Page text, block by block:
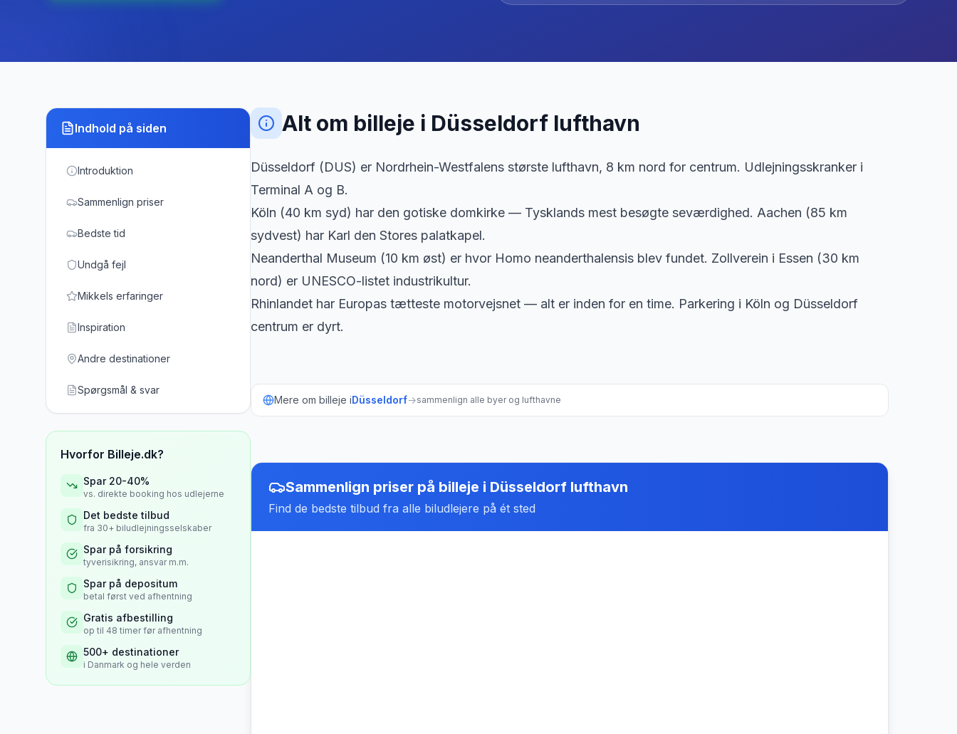
Indhold på siden
Introduktion
Sammenlign priser
Bedste tid
Undgå fejl
Mikkels erfaringer
Inspiration
Andre destinationer
Spørgsmål & svar
Hvorfor Billeje.dk?
Spar 20-40%
vs. direkte booking hos udlejerne
Det bedste tilbud
fra 30+ biludlejningsselskaber
Spar på forsikring
tyverisikring, ansvar m.m.
Spar på depositum
betal først ved afhentning
Gratis afbestilling
op til 48 timer før afhentning
500+ destinationer
i Danmark og hele verden
Alt om billeje i Düsseldorf lufthavn
Düsseldorf (DUS) er Nordrhein-Westfalens største lufthavn, 8 km nord for centrum. Udlejningsskranker i
Terminal A og B.
Köln (40 km syd) har den gotiske domkirke — Tysklands mest besøgte seværdighed. Aachen (85 km
sydvest) har Karl den Stores palatkapel.
Neanderthal Museum (10 km øst) er hvor Homo neanderthalensis blev fundet. Zollverein i Essen (30 km
nord) er UNESCO-listet industrikultur.
Rhinlandet har Europas tætteste motorvejsnet — alt er inden for en time. Parkering i Köln og Düsseldorf
centrum er dyrt.
Mere om billeje iDüsseldorf→sammenlign alle byer og lufthavne
Sammenlign priser på billeje i Düsseldorf lufthavn
Find de bedste tilbud fra alle biludlejere på ét sted